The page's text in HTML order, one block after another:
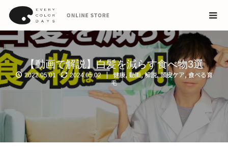
【動画で解説】白髪を減らす食べ物3選
2022.05.01 2024.05.02 健康, 動画,解説,頭皮ケア,食べる育
毛